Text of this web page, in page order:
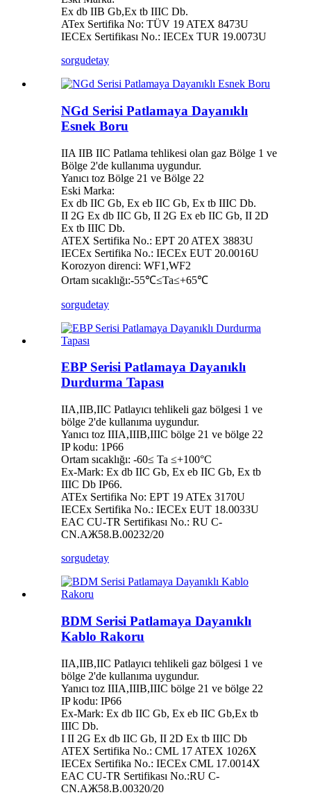
Ex db IIB Gb,Ex tb IIIC Db.
ATex Sertifika No: TÜV 19 ATEX 8473U
IECEx Sertifikası No.: IECEx TUR 19.0073U
sorgudetay
NGd Serisi Patlamaya Dayanıklı
Esnek Boru
IIA IIB IIC Patlama tehlikesi olan gaz Bölge 1 ve
Bölge 2'de kullanıma uygundur.
Yanıcı toz Bölge 21 ve Bölge 22
Eski Marka:
Ex db IIC Gb, Ex eb IIC Gb, Ex tb IIIC Db.
II 2G Ex db IIC Gb, II 2G Ex eb IIC Gb, II 2D
Ex tb IIIC Db.
ATEX Sertifika No.: EPT 20 ATEX 3883U
IECEx Sertifika No.: IECEx EUT 20.0016U
Korozyon direnci: WF1,WF2
Ortam sıcaklığı:-55℃≤Ta≤+65℃
sorgudetay
EBP Serisi Patlamaya Dayanıklı
Durdurma Tapası
IIA,IIB,IIC Patlayıcı tehlikeli gaz bölgesi 1 ve
bölge 2'de kullanıma uygundur.
Yanıcı toz IIIA,IIIB,IIIC bölge 21 ve bölge 22
IP kodu: 1P66
Ortam sıcaklığı: -60≤ Ta ≤+100°C
Ex-Mark: Ex db IIC Gb, Ex eb IIC Gb, Ex tb
IIIC Db IP66.
ATEx Sertifika No: EPT 19 ATEx 3170U
IECEx Sertifika No.: IECEx EUT 18.0033U
EAC CU-TR Sertifikası No.: RU C-
CN.AЖ58.B.00232/20
sorgudetay
BDM Serisi Patlamaya Dayanıklı
Kablo Rakoru
IIA,IIB,IIC Patlayıcı tehlikeli gaz bölgesi 1 ve
bölge 2'de kullanıma uygundur.
Yanıcı toz IIIA,IIIB,IIIC bölge 21 ve bölge 22
IP kodu: IP66
Ex-Mark: Ex db IIC Gb, Ex eb IIC Gb,Ex tb
IIIC Db.
I II 2G Ex db IIC Gb, II 2D Ex tb IIIC Db
ATEX Sertifika No.: CML 17 ATEX 1026X
IECEx Sertifika No.: IECEx CML 17.0014X
EAC CU-TR Sertifikası No.:RU C-
CN.AЖ58.B.00320/20